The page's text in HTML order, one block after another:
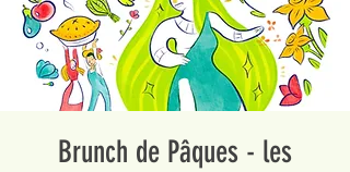
Brunch de Pâques - les